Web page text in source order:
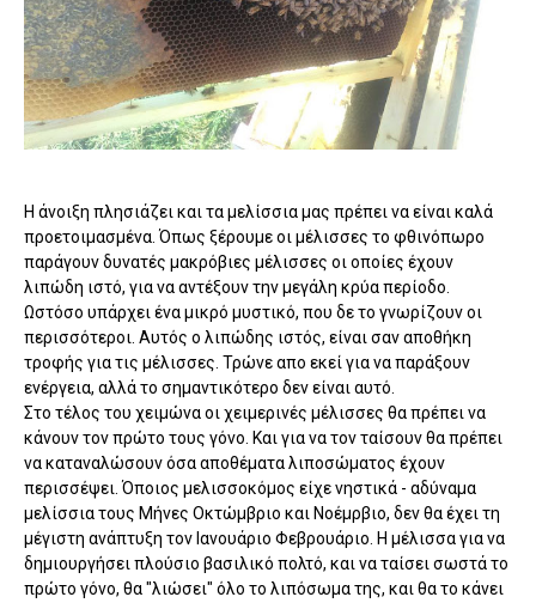
Η άνοιξη πλησιάζει και τα μελίσσια μας πρέπει να είναι καλά
προετοιμασμένα. Όπως ξέρουμε οι μέλισσες το φθινόπωρο
παράγουν δυνατές μακρόβιες μέλισσες οι οποίες έχουν
λιπώδη ιστό, για να αντέξουν την μεγάλη κρύα περίοδο.
Ωστόσο υπάρχει ένα μικρό μυστικό, που δε το γνωρίζουν οι
περισσότεροι. Αυτός ο λιπώδης ιστός, είναι σαν αποθήκη
τροφής για τις μέλισσες. Τρώνε απο εκεί για να παράξουν
ενέργεια, αλλά το σημαντικότερο δεν είναι αυτό.
Στο τέλος του χειμώνα οι χειμερινές μέλισσες θα πρέπει να
κάνουν τον πρώτο τους γόνο. Και για να τον ταίσουν θα πρέπει
να καταναλώσουν όσα αποθέματα λιποσώματος έχουν
περισσέψει. Όποιος μελισσοκόμος είχε νηστικά - αδύναμα
μελίσσια τους Μήνες Οκτώμβριο και Νοέμρβιο, δεν θα έχει τη
μέγιστη ανάπτυξη τον Ιανουάριο Φεβρουάριο. Η μέλισσα για να
δημιουργήσει πλούσιο βασιλικό πολτό, και να ταίσει σωστά το
πρώτο γόνο, θα "λιώσει" όλο το λιπόσωμα της, και θα το κάνει